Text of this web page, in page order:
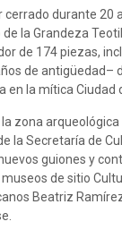
durante 20
la Grandeza
de 174 piezas,
de antigüedad–
en la mítica Ciudad
zona
la Secretaría de
guiones y
de sitio
Beatriz